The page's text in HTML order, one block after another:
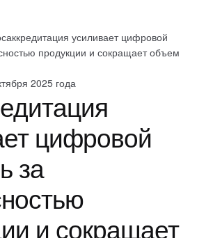
усиливает цифровой
продукции и сокращает объем
2025 года
цифровой
за
и сокращает